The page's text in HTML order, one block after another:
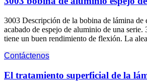
3003 Descripción de la bobina de lámina de
acabado de espejo de aluminio de una
tiene un buen rendimiento de flexión. La
Contáctenos
El tratamiento superficial de la